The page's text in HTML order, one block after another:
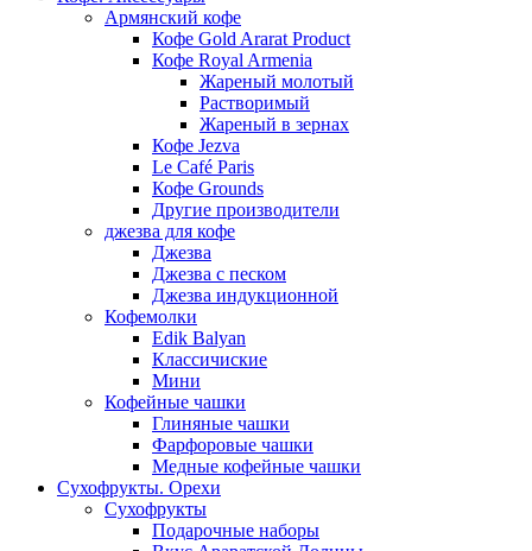
Армянский кофе
Кофе Gold Ararat Product
Кофе Royal Armenia
Жареный молотый
Растворимый
Жареный в зернах
Кофе Jezva
Le Café Paris
Кофе Grounds
Другие производители
джезва для кофе
Джезва
Джезва с песком
Джезва индукционной
Кофемолки
Edik Balyan
Классичиские
Мини
Кофейные чашки
Глиняные чашки
Фарфоровые чашки
Медные кофейные чашки
Сухофрукты. Орехи
Сухофрукты
Подарочные наборы